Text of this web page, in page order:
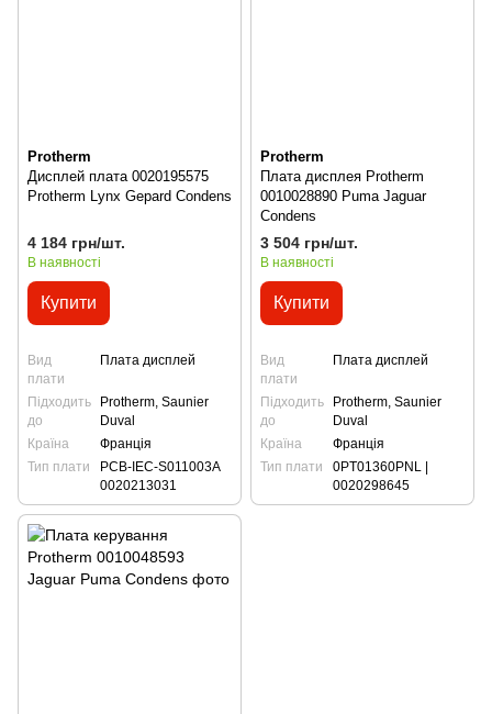
Protherm
Дисплей плата 0020195575
Protherm Lynx Gepard Condens
4 184 грн/шт.
В наявності
Купити
Вид
плати
Плата дисплей
Підходить
до
Protherm, Saunier
Duval
Країна
Франція
Тип плати
PCB-IEC-S011003A
0020213031
Protherm
Плата дисплея Protherm
0010028890 Puma Jaguar
Condens
3 504 грн/шт.
В наявності
Купити
Вид
плати
Плата дисплей
Підходить
до
Protherm, Saunier
Duval
Країна
Франція
Тип плати
0PT01360PNL |
0020298645